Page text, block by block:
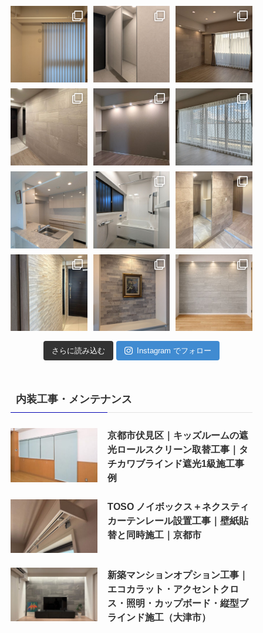
さらに読み込む Instagram でフォロー
内装工事・メンテナンス
京都市伏見区｜キッズルームの遮
光ロールスクリーン取替工事｜タ
チカワブラインド遮光1級施工事
例
TOSO ノイボックス＋ネクスティ
カーテンレール設置工事｜壁紙貼
替と同時施工｜京都市
新築マンションオプション工事｜
エコカラット・アクセントクロ
ス・照明・カップボード・縦型ブ
ラインド施工（大津市）